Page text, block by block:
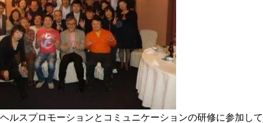
ヘルスプロモーションとコミュニケーションの研修に参加して